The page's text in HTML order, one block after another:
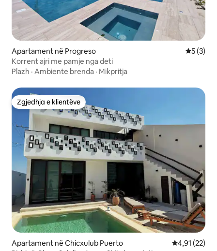
Apartament në Progreso
5 (3)
Korrent ajri me pamje nga deti
Plazh · Ambiente brenda · Mikpritja
Zgjedhja e klientëve
Zgjedhja e klientëve
Apartament në Chicxulub Puerto Vlerësimi
4,91 (22)